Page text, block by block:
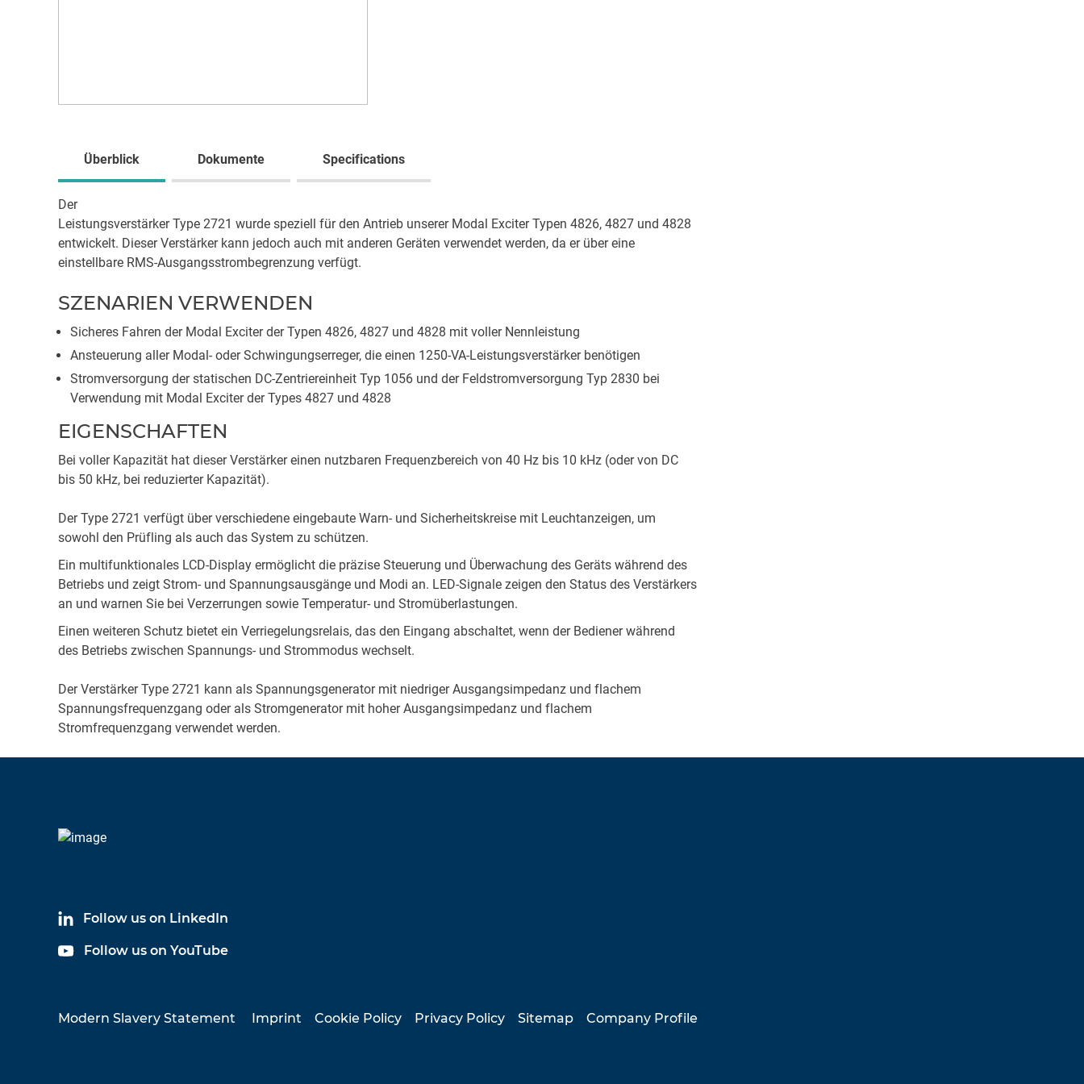
Überblick Dokumente Specifications
Der
Leistungsverstärker Type 2721 wurde speziell für den Antrieb unserer Modal Exciter Typen 4826, 4827 und 4828
entwickelt. Dieser Verstärker kann jedoch auch mit anderen Geräten verwendet werden, da er über eine
einstellbare RMS-Ausgangsstrombegrenzung verfügt.
SZENARIEN VERWENDEN
Sicheres Fahren der Modal Exciter der Typen 4826, 4827 und 4828 mit voller Nennleistung
Ansteuerung aller Modal- oder Schwingungserreger, die einen 1250-VA-Leistungsverstärker benötigen
Stromversorgung der statischen DC-Zentriereinheit Typ 1056 und der Feldstromversorgung Typ 2830 bei
Verwendung mit Modal Exciter der Types 4827 und 4828
EIGENSCHAFTEN
Bei voller Kapazität hat dieser Verstärker einen nutzbaren Frequenzbereich von 40 Hz bis 10 kHz (oder von DC
bis 50 kHz, bei reduzierter Kapazität).
Der Type 2721 verfügt über verschiedene eingebaute Warn- und Sicherheitskreise mit Leuchtanzeigen, um
sowohl den Prüfling als auch das System zu schützen.
Ein multifunktionales LCD-Display ermöglicht die präzise Steuerung und Überwachung des Geräts während des
Betriebs und zeigt Strom- und Spannungsausgänge und Modi an. LED-Signale zeigen den Status des Verstärkers
an und warnen Sie bei Verzerrungen sowie Temperatur- und Stromüberlastungen.
Einen weiteren Schutz bietet ein Verriegelungsrelais, das den Eingang abschaltet, wenn der Bediener während
des Betriebs zwischen Spannungs- und Strommodus wechselt.
Der Verstärker Type 2721 kann als Spannungsgenerator mit niedriger Ausgangsimpedanz und flachem
Spannungsfrequenzgang oder als Stromgenerator mit hoher Ausgangsimpedanz und flachem
Stromfrequenzgang verwendet werden.
Follow us on LinkedIn
Follow us on YouTube
Modern Slavery Statement Imprint Cookie Policy Privacy Policy Sitemap Company Profile